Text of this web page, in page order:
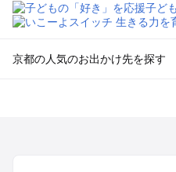
京都の人気のお出かけ先を探す